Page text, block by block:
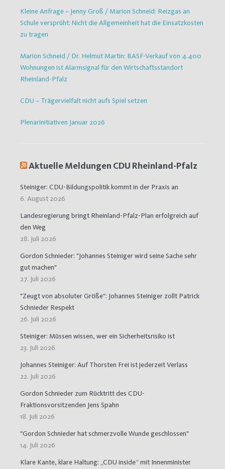
Kleine Anfrage – Jenny Groß / Marion Schneid: Reizgas an
Schule versprüht: Nicht die Allgemeinheit hat die Einsatzkosten
zu tragen
Marion Schneid / Dr. Helmut Martin: BASF-Verkauf von 4.400
Wohnungen ist Alarmsignal für den Wirtschaftsstandort
Rheinland-Pfalz
CDU – Trägervielfalt nicht aufs Spiel setzen
Plenarinitiativen Januar 2026
Aktuelle Meldungen CDU Rheinland-Pfalz
Steiniger: CDU-Bildungspolitik kommt in der Praxis an
6. August 2026
Landesregierung bringt Rheinland-Pfalz-Plan erfolgreich auf
den Weg
28. Juli 2026
Gordon Schnieder: "Johannes Steiniger wird seine Sache sehr
gut machen"
27. Juli 2026
"Zeugt von absoluter Größe": Johannes Steiniger zollt Patrick
Schnieder Respekt
26. Juli 2026
Steiniger: Müssen wissen, wer ein Sicherheitsrisiko ist
23. Juli 2026
Johannes Steiniger: Auf Thorsten Frei ist jederzeit Verlass
22. Juli 2026
Gordon Schnieder zum Rücktritt des CDU-
Fraktionsvorsitzenden Jens Spahn
18. Juli 2026
"Gordon Schnieder hat schmerzvolle Wunde geschlossen"
14. Juli 2026
Klare Kante, klare Haltung: „CDU inside“ mit Innenminister